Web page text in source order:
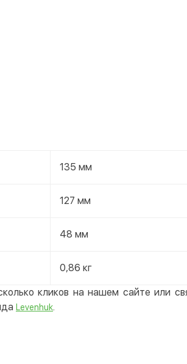
135 мм
127 мм
48 мм
0,86 кг
кликов на нашем сайте или
Levenhuk.